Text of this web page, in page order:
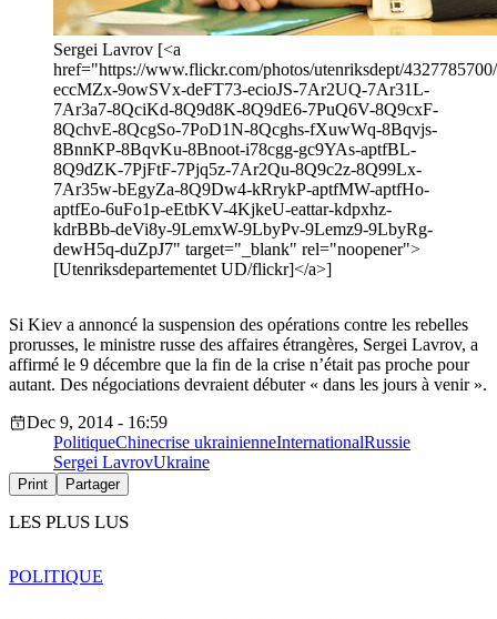
Sergei Lavrov [<a
href="https://www.flickr.com/photos/utenriksdept/
eccMZx-9owSVx-deFT73-ecioJS-7Ar2UQ-7Ar31L-
7Ar3a7-8QciKd-8Q9d8K-8Q9dE6-7PuQ6V-8Q9cxF-
8QchvE-8QcgSo-7PoD1N-8Qcghs-fXuwWq-8Bqvjs-
8BnnKP-8BqvKu-8Bnoot-i78cgg-gc9YAs-aptfBL-
8Q9dZK-7PjFtF-7Pjq5z-7Ar2Qu-8Q9c2z-8Q99Lx-
7Ar35w-bEgyZa-8Q9Dw4-kRrykP-aptfMW-aptfHo-
aptfEo-6uFo1p-eEtbKV-4KjkeU-eattar-kdpxhz-
kdrBBb-deVi8y-9LemxW-9LbyPv-9Lemz9-9LbyRg-
dewH5q-duZpJ7" target="_blank" rel="noopener">
[Utenriksdepartementet UD/flickr]</a>]
Si Kiev a annoncé la suspension des opérations contre les rebelles
prorusses, le ministre russe des affaires étrangères, Sergei Lavrov, a
affirmé le 9 décembre que la fin de la crise n’était pas proche pour
autant. Des négociations devraient débuter « dans les jours à venir ».
Dec 9, 2014 - 16:59
PolitiqueChinecrise ukrainienneInternationalRussie
Sergei LavrovUkraine
Print Partager
LES PLUS LUS
POLITIQUE